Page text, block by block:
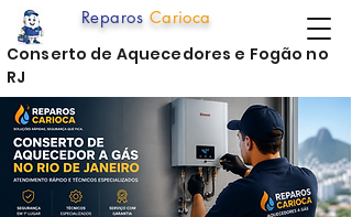
Reparos Carioca
Conserto de Aquecedores e Fogão no
RJ